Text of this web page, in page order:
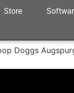
Store
Doggs